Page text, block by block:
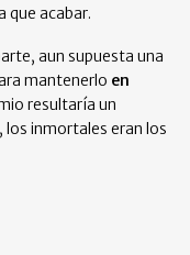
que acabar.
aun supuesta una
mantenerlo en
resultaría un
, los inmortales eran los